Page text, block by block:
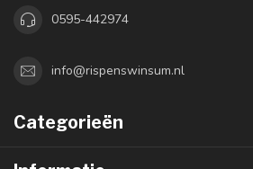
0595-442974
info@rispenswinsum.nl
Categorieën